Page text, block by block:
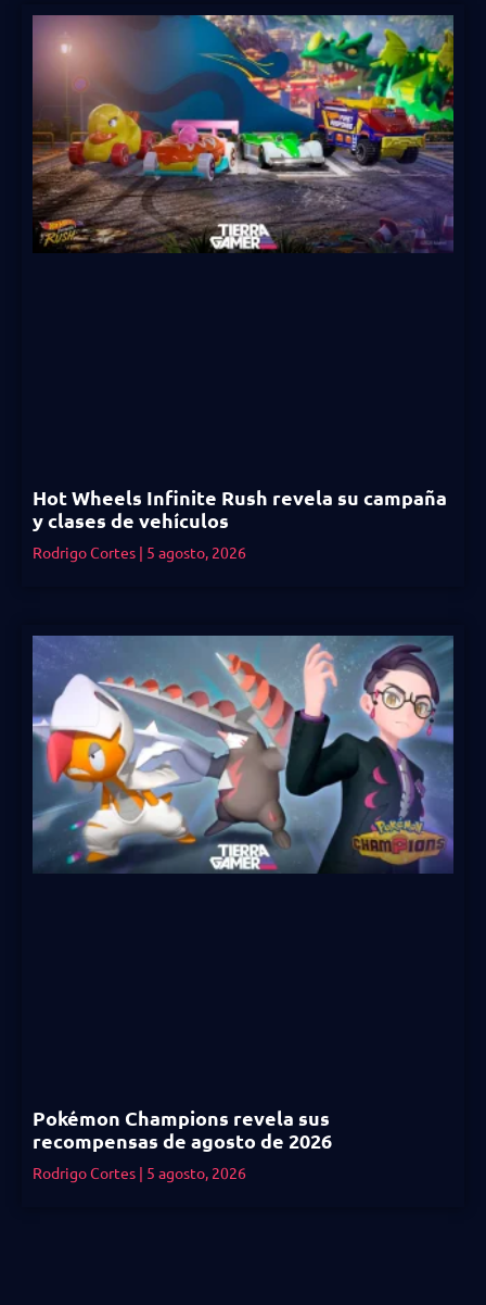
Hot Wheels Infinite Rush revela su campaña
y clases de vehículos
Rodrigo Cortes 5 agosto, 2026
Pokémon Champions revela sus
recompensas de agosto de 2026
Rodrigo Cortes 5 agosto, 2026